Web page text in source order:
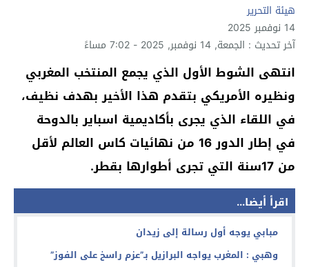
هيئة التحرير
14 نوفمبر 2025
آخر تحديث : الجمعة, 14 نوفمبر, 2025 - 7:02 مساءً
انتهى الشوط الأول الذي يجمع المنتخب المغربي
ونظيره الأمريكي بتقدم هذا الأخير بهدف نظيف،
في اللقاء الذي يجرى بأكاديمية اسباير بالدوحة
في إطار الدور 16 من نهائيات كاس العالم لأقل
من 17سنة التي تجرى أطوارها بقطر.
اقرأ أيضا...
مبابي يوجه أول رسالة إلى زيدان
وهبي : المغرب يواجه البرازيل بـ”عزم راسخ على الفوز”